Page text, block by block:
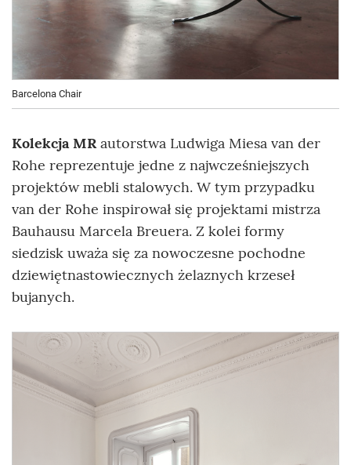
Barcelona Chair
Kolekcja MR autorstwa Ludwiga Miesa van der
Rohe reprezentuje jedne z najwcześniejszych
projektów mebli stalowych. W tym przypadku
van der Rohe inspirował się projektami mistrza
Bauhausu Marcela Breuera. Z kolei formy
siedzisk uważa się za nowoczesne pochodne
dziewiętnastowiecznych żelaznych krzeseł
bujanych.